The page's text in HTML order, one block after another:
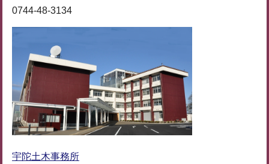
0744-48-3134
宇陀土木事務所